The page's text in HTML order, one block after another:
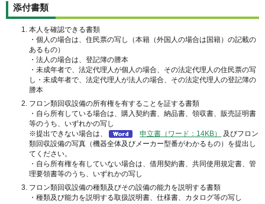
添付書類
本人を確認できる書類
・個人の場合は、住民票の写し（本籍（外国人の場合は国籍）の記載の
あるもの）
・法人の場合は、登記簿の謄本
・未成年者で、法定代理人が個人の場合、その法定代理人の住民票の写
し・未成年者で、法定代理人が法人の場合、その法定代理人の登記簿の
謄本
フロン類回収設備の所有権を有することを証する書類
・自ら所有している場合は、購入契約書、納品書、領収書、販売証明書
等のうち、いずれかの写し
※提出できない場合は、
申立書（ワード：14KB）
及びフロン
類回収設備の写真（機器全体及びメーカー型番がわかるもの）を提出し
てください。
・自ら所有権を有していない場合は、借用契約書、共同使用規定書、管
理要領書等のうち、いずれかの写し
フロン類回収設備の種類及びその設備の能力を説明する書類
・種類及び能力を説明する取扱説明書、仕様書、カタログ等の写し